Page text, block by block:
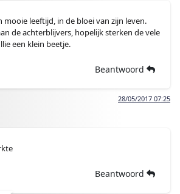
mooie leeftijd, in de bloei van zijn leven.
de achterblijvers, hopelijk sterken de vele
een klein beetje.
Beantwoord
28/05/2017 07:25
Beantwoord